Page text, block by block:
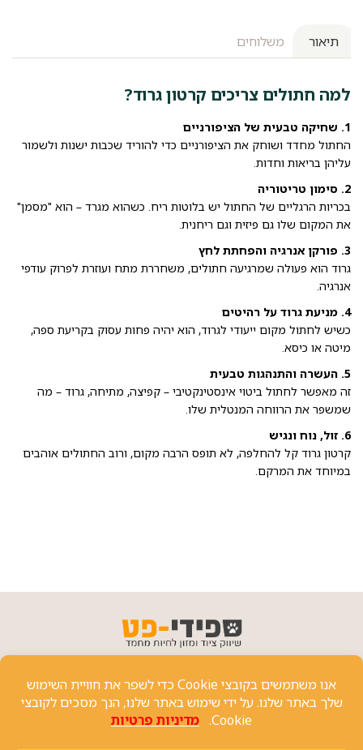
תיאור משלוחים
למה חתולים צריכים קרטון גרוד?
1. שחיקה טבעית של הציפורניים
החתול מחדד ושוחק את הציפורניים כדי להוריד שכבות ישנות ולשמור
עליהן בריאות וחדות.
2. סימון טריטוריה
בכריות הרגליים של החתול יש בלוטות ריח. כשהוא מגרד – הוא "מסמן"
את המקום שלו גם פיזית וגם ריחנית.
3. פורקן אנרגיה והפחתת לחץ
גרוד הוא פעולה שמרגיעה חתולים, משחררת מתח ועוזרת לפרוק עודפי
אנרגיה.
4. מניעת גרוד על רהיטים
כשיש לחתול מקום ייעודי לגרוד, הוא יהיה פחות עסוק בקריעת ספה,
מיטה או כיסא.
5. העשרה והתנהגות טבעית
זה מאפשר לחתול ביטוי אינסטינקטיבי – קפיצה, מתיחה, גרוד – מה
שמשפר את הרווחה המנטלית שלו.
6. זול, נוח ונגיש
קרטון גרוד קל להחלפה, לא תופס הרבה מקום, ורוב החתולים אוהבים
במיוחד את המרקם.